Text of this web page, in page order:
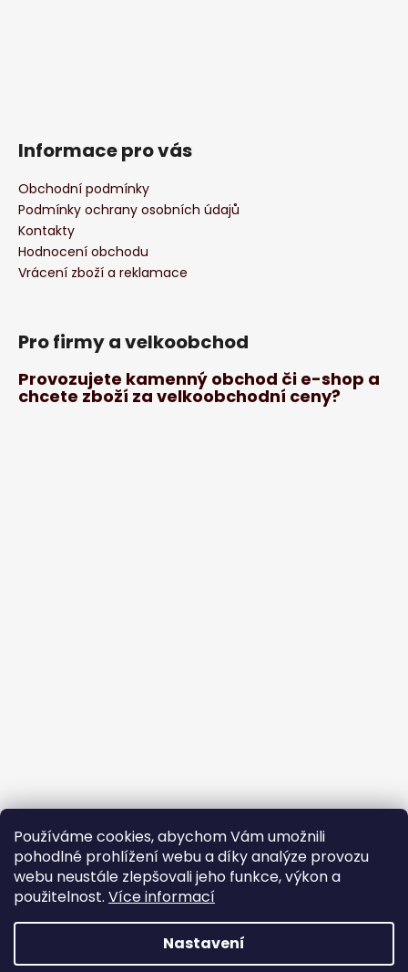
Používáme cookies, abychom Vám umožnili
pohodlné prohlížení webu a díky analýze provozu
webu neustále zlepšovali jeho funkce, výkon a
použitelnost. Více informací
Nastavení
Informace pro vás
Obchodní podmínky
Podmínky ochrany osobních údajů
Kontakty
Hodnocení obchodu
Vrácení zboží a reklamace
Pro firmy a velkoobchod
Provozujete kamenný obchod či e-shop a
chcete zboží za velkoobchodní ceny?